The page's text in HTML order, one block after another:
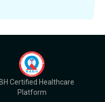
Certified Healthcare
Platform